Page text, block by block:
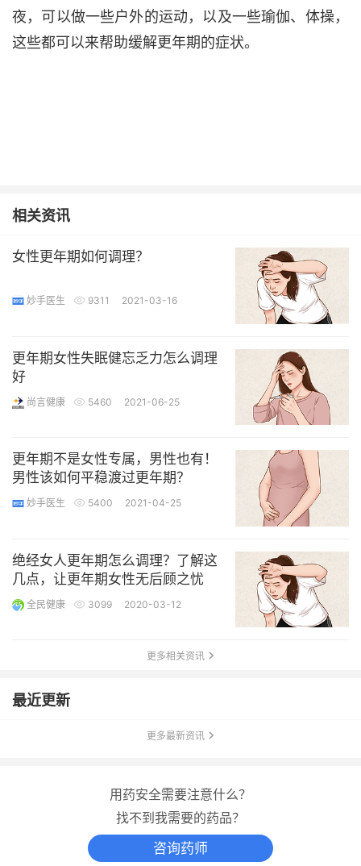
夜，可以做一些户外的运动，以及一些瑜伽、体操，
这些都可以来帮助缓解更年期的症状。
相关资讯
女性更年期如何调理？
妙手医生 9311 2021-03-16
更年期女性失眠健忘乏力怎么调理
好
尚言健康 5460 2021-06-25
更年期不是女性专属，男性也有！
男性该如何平稳渡过更年期？
妙手医生 5400 2021-04-25
绝经女人更年期怎么调理？了解这
几点，让更年期女性无后顾之忧
全民健康 3099 2020-03-12
更多相关资讯
最近更新
更多最新资讯
用药安全需要注意什么？
找不到我需要的药品？
咨询药师